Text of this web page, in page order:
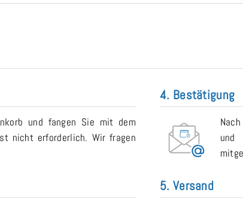
und fangen Sie mit dem
nicht erforderlich. Wir fragen
4. Bestätigung
und
5. Versand